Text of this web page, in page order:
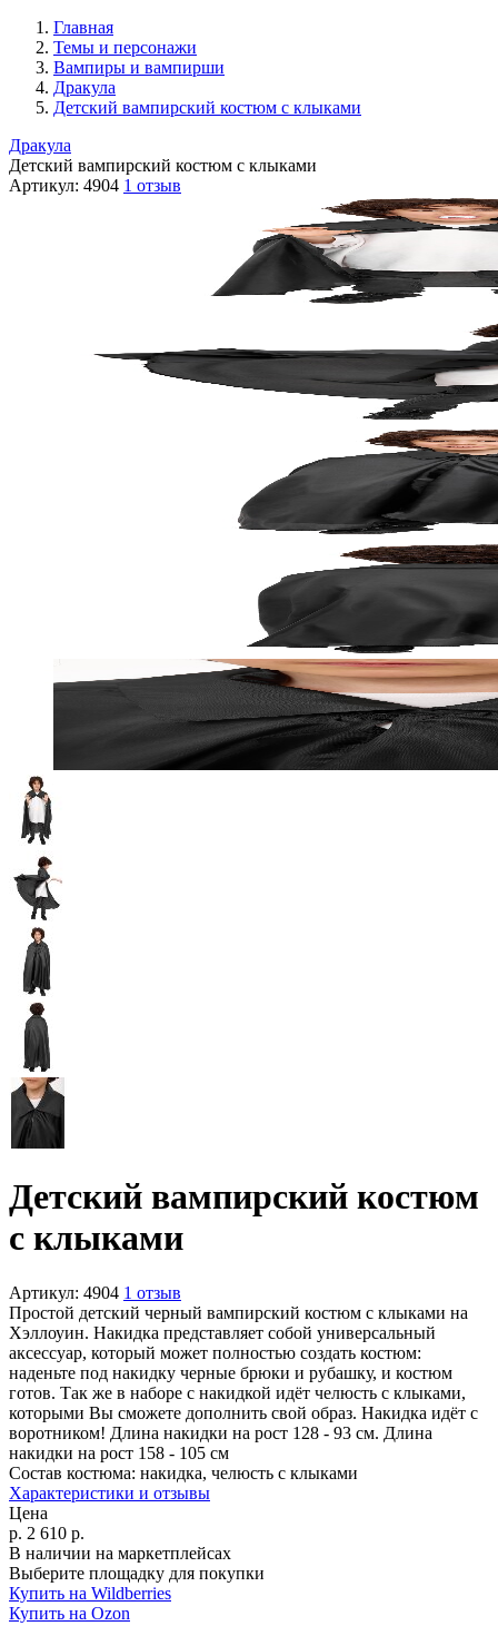
Главная
Темы и персонажи
Вампиры и вампирши
Дракула
Детский вампирский костюм с клыками
Дракула
Детский вампирский костюм с клыками
Артикул: 4904 1 отзыв
Детский вампирский костюм
с клыками
Артикул: 4904 1 отзыв
Простой детский черный вампирский костюм с клыками на
Хэллоуин. Накидка представляет собой универсальный
аксессуар, который может полностью создать костюм:
наденьте под накидку черные брюки и рубашку, и костюм
готов. Так же в наборе с накидкой идёт челюсть с клыками,
которыми Вы сможете дополнить свой образ. Накидка идёт с
воротником! Длина накидки на рост 128 - 93 см. Длина
накидки на рост 158 - 105 см
Состав костюма: накидка, челюсть с клыками
Характеристики и отзывы
Цена
р. 2 610 р.
В наличии на маркетплейсах
Выберите площадку для покупки
Купить на Wildberries
Купить на Ozon